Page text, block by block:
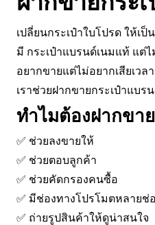
เปลี่ยนกระเป๋าใบโปรด ให้เ
มี กระเป๋าแบรนด์เนมแท้ แต่
อยากขายแต่ไม่อยากเสียเว
เราช่วยฝากขายกระเป๋าแบ
ทำไมต้องฝากขา
✅ ช่วยลงขายให้
✅ ช่วยตอบลูกค้า
✅ ช่วยคัดกรองคนซื้อ
✅ มีช่องทางโปรโมตหลายช่
✅ ถ่ายรูปสินค้าให้ดูน่าสนใจ